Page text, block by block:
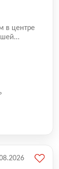
в центре
заявку